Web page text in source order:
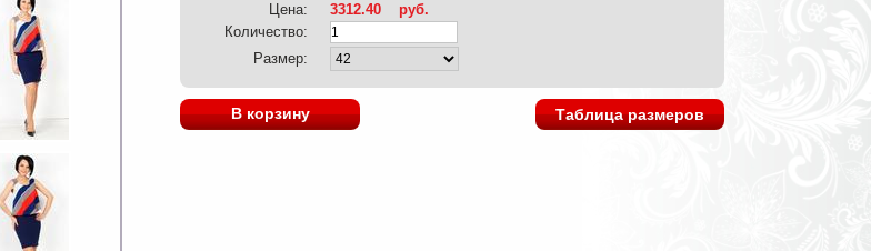
Цена:
3312.40
руб.
Количество:
Размер:
В корзину Таблица размеров